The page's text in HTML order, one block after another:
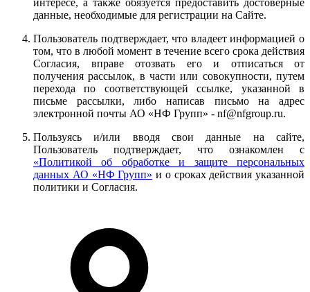
данные, необходимые для регистрации на Сайте.
Пользователь подтверждает, что владеет информацией о
том, что в любой момент в течение всего срока действия
Согласия, вправе отозвать его и отписаться от
получения рассылок, в части или совокупности, путем
перехода по соответствующей ссылке, указанной в
письме рассылки, либо написав письмо на адрес
электронной почты АО «НФ Групп» - nf@nfgroup.ru.
Пользуясь и/или вводя свои данные на сайте,
Пользователь подтверждает, что ознакомлен с
«Политикой об обработке и защите персональных
данных АО «НФ Групп» и о сроках действия указанной
политики и Согласия.